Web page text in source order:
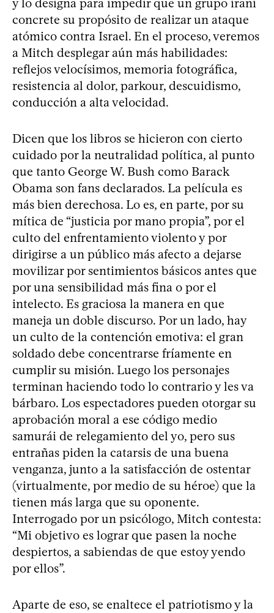
y lo designa para impedir que un grupo iraní
concrete su propósito de realizar un ataque
atómico contra Israel. En el proceso, veremos
a Mitch desplegar aún más habilidades:
reflejos velocísimos, memoria fotográfica,
resistencia al dolor, parkour, descuidismo,
conducción a alta velocidad.
Dicen que los libros se hicieron con cierto
cuidado por la neutralidad política, al punto
que tanto George W. Bush como Barack
Obama son fans declarados. La película es
más bien derechosa. Lo es, en parte, por su
mítica de “justicia por mano propia”, por el
culto del enfrentamiento violento y por
dirigirse a un público más afecto a dejarse
movilizar por sentimientos básicos antes que
por una sensibilidad más fina o por el
intelecto. Es graciosa la manera en que
maneja un doble discurso. Por un lado, hay
un culto de la contención emotiva: el gran
soldado debe concentrarse fríamente en
cumplir su misión. Luego los personajes
terminan haciendo todo lo contrario y les va
bárbaro. Los espectadores pueden otorgar su
aprobación moral a ese código medio
samurái de relegamiento del yo, pero sus
entrañas piden la catarsis de una buena
venganza, junto a la satisfacción de ostentar
(virtualmente, por medio de su héroe) que la
tienen más larga que su oponente.
Interrogado por un psicólogo, Mitch contesta:
“Mi objetivo es lograr que pasen la noche
despiertos, a sabiendas de que estoy yendo
por ellos”.
Aparte de eso, se enaltece el patriotismo y la